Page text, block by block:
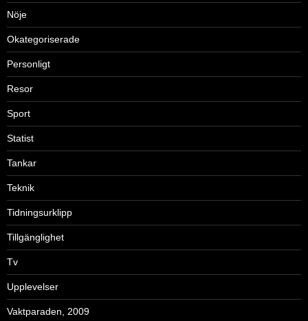
Nöje
Okategoriserade
Personligt
Resor
Sport
Statist
Tankar
Teknik
Tidningsurklipp
Tillgänglighet
Tv
Upplevelser
Vaktparaden, 2009